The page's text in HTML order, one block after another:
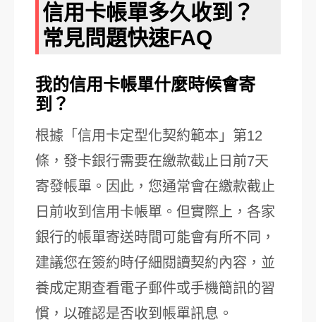
信用卡帳單多久收到？
常見問題快速FAQ
我的信用卡帳單什麼時候會寄
到？
根據「信用卡定型化契約範本」第12
條，發卡銀行需要在繳款截止日前7天
寄發帳單。因此，您通常會在繳款截止
日前收到信用卡帳單。但實際上，各家
銀行的帳單寄送時間可能會有所不同，
建議您在簽約時仔細閱讀契約內容，並
養成定期查看電子郵件或手機簡訊的習
慣，以確認是否收到帳單訊息。